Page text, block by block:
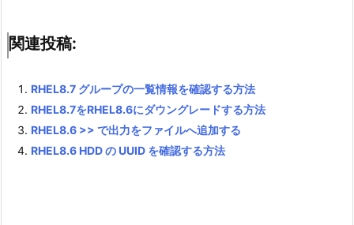
関連投稿:
RHEL8.7 グループの一覧情報を確認する方法
RHEL8.7をRHEL8.6にダウングレードする方法
RHEL8.6 >> で出力をファイルへ追加する
RHEL8.6 HDD の UUID を確認する方法